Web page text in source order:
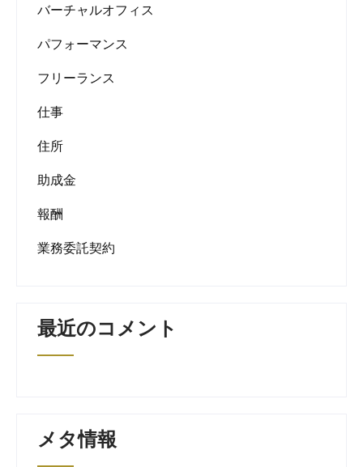
バーチャルオフィス
パフォーマンス
フリーランス
仕事
住所
助成金
報酬
業務委託契約
最近のコメント
メタ情報